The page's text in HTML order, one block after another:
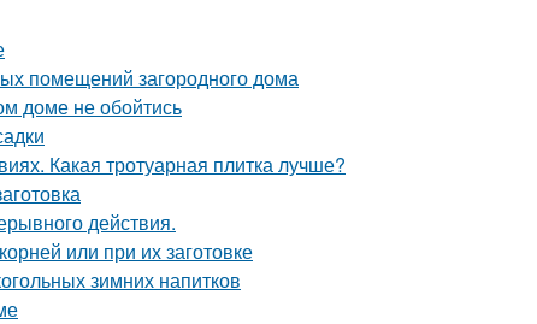
помещений загородного дома
доме не обойтись
Какая тротуарная плитка лучше?
действия.
или при их заготовке
зимних напитков